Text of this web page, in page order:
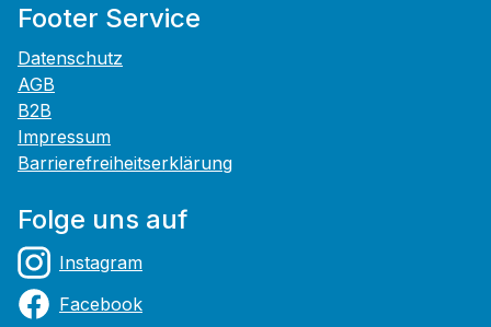
Footer Service
Datenschutz
AGB
B2B
Impressum
Barrierefreiheitserklärung
Folge uns auf
Instagram
Facebook